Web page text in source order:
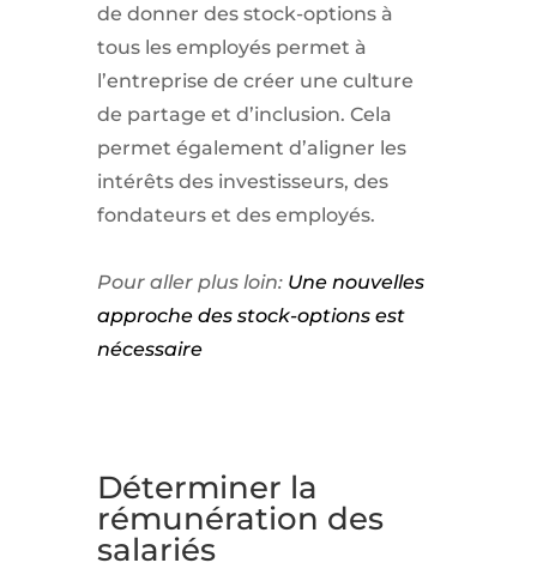
de donner des stock-options à
tous les employés permet à
l’entreprise de créer une culture
de partage et d’inclusion. Cela
permet également d’aligner les
intérêts des investisseurs, des
fondateurs et des employés.
Pour aller plus loin: Une nouvelles
approche des stock-options est
nécessaire
Déterminer la
rémunération des
salariés